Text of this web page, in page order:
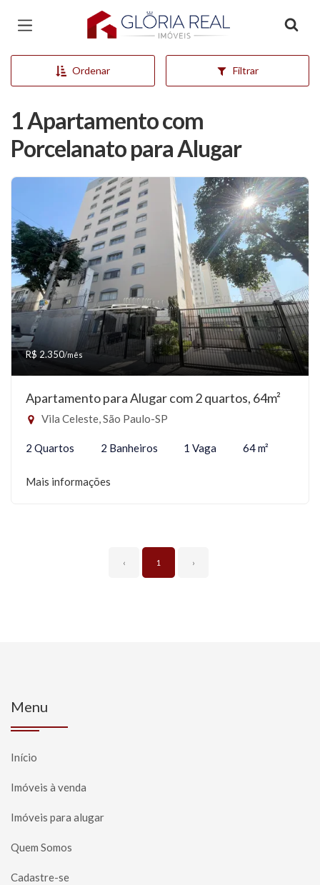
Página inicial
Ordenar Filtrar
1 Apartamento com
Porcelanato para Alugar
R$ 2.350/mês
Apartamento para Alugar com 2 quartos, 64m²
Vila Celeste, São Paulo-SP
2 Quartos 2 Banheiros 1 Vaga 64 m²
Mais informações
‹ 1 ›
Menu
Início
Imóveis à venda
Imóveis para alugar
Quem Somos
Cadastre-se